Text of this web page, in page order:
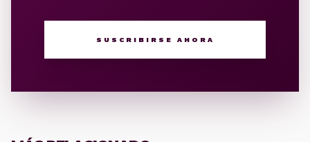
SUSCRIBIRSE AHORA